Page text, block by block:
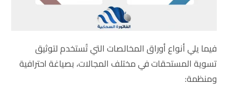
فيما يلي أنواع أوراق المخالصات التي تُستخدم لتوثيق
تسوية المستحقات في مختلف المجالات، بصياغة احترافية
ومنظمة: